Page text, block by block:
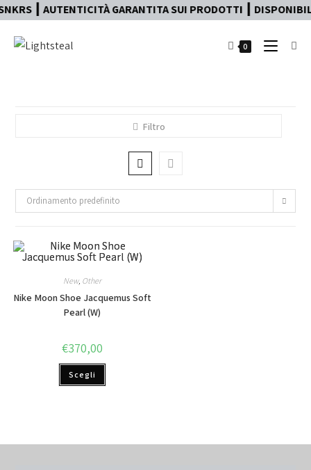
┃ AUTENTICITÀ GARANTITA SUI PRODOTTI ┃
0
Filtro
Ordinamento predefinito
New, Other
Nike Moon Shoe Jacquemus Soft
Pearl (W)
€370,00
Scegli